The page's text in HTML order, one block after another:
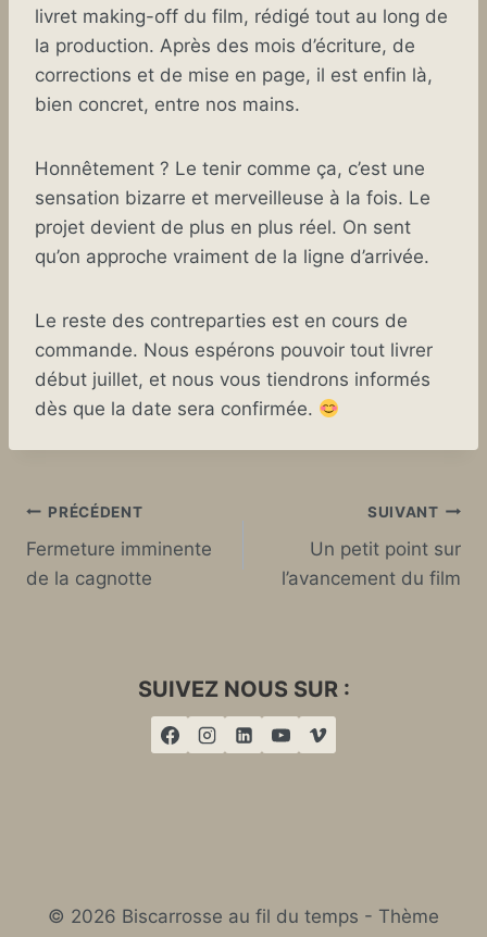
livret making-off du film, rédigé tout au long de
la production. Après des mois d’écriture, de
corrections et de mise en page, il est enfin là,
bien concret, entre nos mains.
Honnêtement ? Le tenir comme ça, c’est une
sensation bizarre et merveilleuse à la fois. Le
projet devient de plus en plus réel. On sent
qu’on approche vraiment de la ligne d’arrivée.
Le reste des contreparties est en cours de
commande. Nous espérons pouvoir tout livrer
début juillet, et nous vous tiendrons informés
dès que la date sera confirmée.
Navigation
de
PRÉCÉDENT
Fermeture imminente
de la cagnotte
SUIVANT
Un petit point sur
l’avancement du film
SUIVEZ NOUS SUR :
© 2026 Biscarrosse au fil du temps - Thème